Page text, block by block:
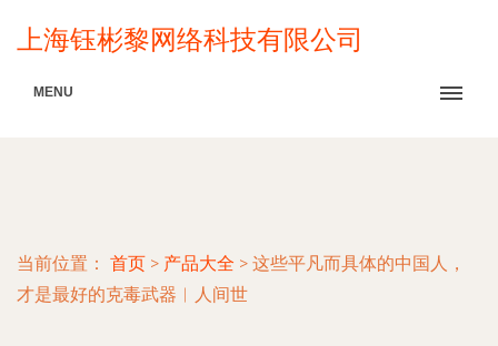
上海钰彬黎网络科技有限公司
MENU
当前位置： 首页 > 产品大全 > 这些平凡而具体的中国人，
才是最好的克毒武器︱人间世